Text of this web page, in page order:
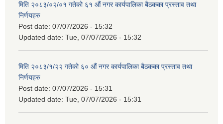
मिति २०८३/०२/०१ गतेको ६१ औं नगर कार्यपालिका बैठकका प्रस्ताव तथा
निर्णयहरु
Post date: 07/07/2026 - 15:32
Updated date: Tue, 07/07/2026 - 15:32
मिति २०८३/१/२२ गतेको ६० औं नगर कार्यपालिका बैठकका प्रस्ताव तथा
निर्णयहरु
Post date: 07/07/2026 - 15:31
Updated date: Tue, 07/07/2026 - 15:31